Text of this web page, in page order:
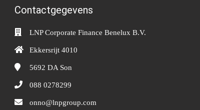
Contactgegevens
LNP Corporate Finance Benelux B.V.
Ekkersrijt 4010
5692 DA Son
088 0278299
onno@lnpgroup.com